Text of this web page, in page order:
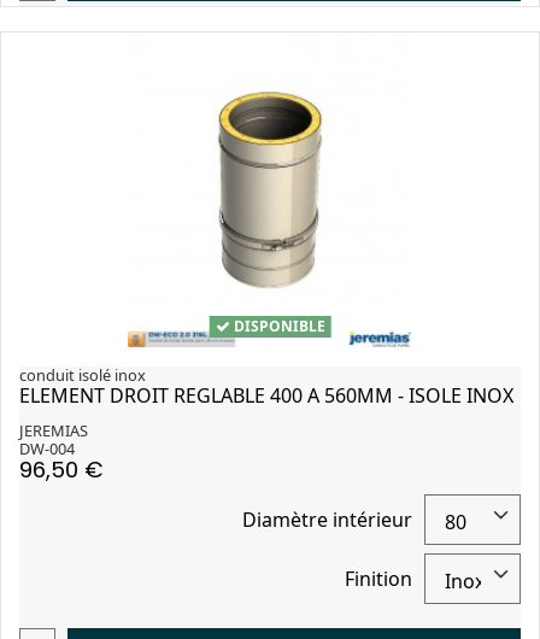
DISPONIBLE
conduit isolé inox
ELEMENT DROIT REGLABLE 400 A 560MM - ISOLE INOX
JEREMIAS
DW-004
96,50 €
Diamètre intérieur
Finition